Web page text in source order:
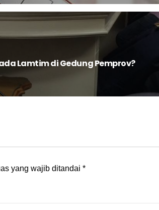
Lamtim di Gedung Pemprov?
yang wajib ditandai *